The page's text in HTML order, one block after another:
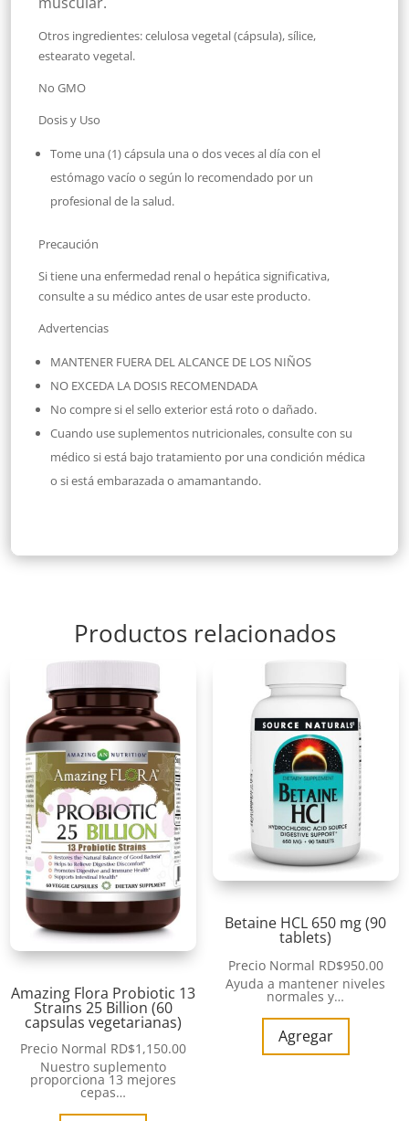
Otros ingredientes: celulosa vegetal (cápsula), sílice,
estearato vegetal.
No GMO
Dosis y Uso
Tome una (1) cápsula una o dos veces al día con el
estómago vacío o según lo recomendado por un
profesional de la salud.
Precaución
Si tiene una enfermedad renal o hepática significativa,
consulte a su médico antes de usar este producto.
Advertencias
MANTENER FUERA DEL ALCANCE DE LOS NIÑOS
NO EXCEDA LA DOSIS RECOMENDADA
No compre si el sello exterior está roto o dañado.
Cuando use suplementos nutricionales, consulte con su
médico si está bajo tratamiento por una condición médica
o si está embarazada o amamantando.
Productos relacionados
Amazing Flora Probiotic 13
Strains 25 Billion (60
capsulas vegetarianas)
Precio Normal RD$1,150.00
Nuestro suplemento
proporciona 13 mejores
cepas…
Betaine HCL 650 mg (90
tablets)
Precio Normal RD$950.00
Ayuda a mantener niveles
normales y…
Agregar